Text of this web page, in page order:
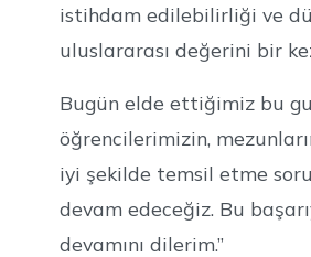
istihdam edilebilirliği ve
uluslararası değerini bir
Bugün elde ettiğimiz bu
öğrencilerimizin,
iyi şekilde temsil etme
devam edeceğiz. Bu
devamını dilerim.”